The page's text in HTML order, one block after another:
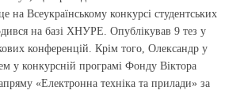
на Всеукраїнському конкурсі студентських
на базі ХНУРЕ. Опублікував 9 тез у
конференцій. Крім того, Олександр у
у конкурсній програмі Фонду Віктора
«Електронна техніка та прилади» за